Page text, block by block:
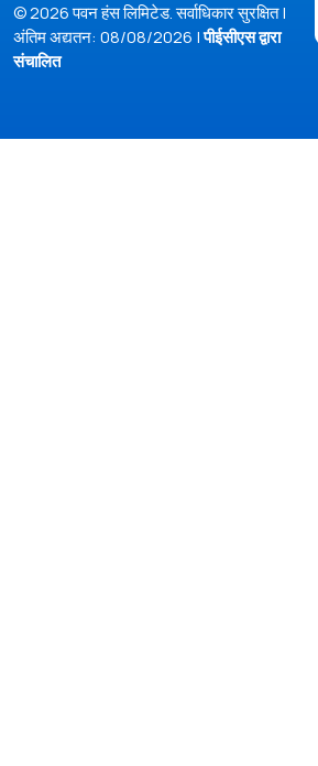
© 2026 पवन हंस लिमिटेड. सर्वाधिकार सुरक्षित |
अंतिम अद्यतन: 08/08/2026 |पीईसीएस द्वारा
संचालित